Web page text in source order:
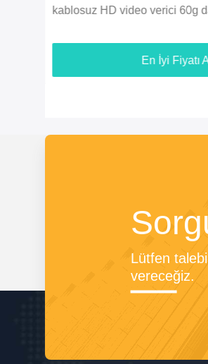
HDMI Video ve Dubleks Veri
En İyi Fiyatı
Lütfen
vereceğiz.